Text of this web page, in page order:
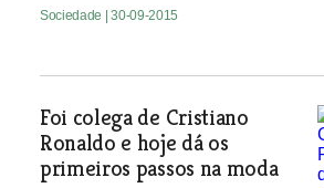
Sociedade | 30-09-2015
Foi colega de Cristiano
Ronaldo e hoje dá os
primeiros passos na moda